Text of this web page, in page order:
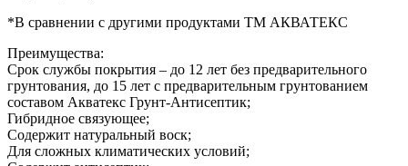
*В сравнении с другими продуктами ТМ АКВАТЕКС
Преимущества:
Срок службы покрытия – до 12 лет без предварительного
грунтования, до 15 лет с предварительным грунтованием
составом Акватекс Грунт-Антисептик;
Гибридное связующее;
Содержит натуральный воск;
Для сложных климатических условий;